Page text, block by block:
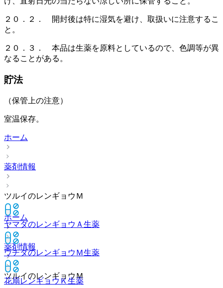
２０．２． 開封後は特に湿気を避け、取扱いに注意するこ
と。
２０．３． 本品は生薬を原料としているので、色調等が異
なることがある。
貯法
（保管上の注意）
室温保存。
ホーム
薬剤情報
ツルイのレンギョウＭ
ヤマダのレンギョウＡ 生薬
ウチダのレンギョウＭ生薬
花扇レンギョウＫ生薬
ホーム
薬剤情報
ツルイのレンギョウＭ